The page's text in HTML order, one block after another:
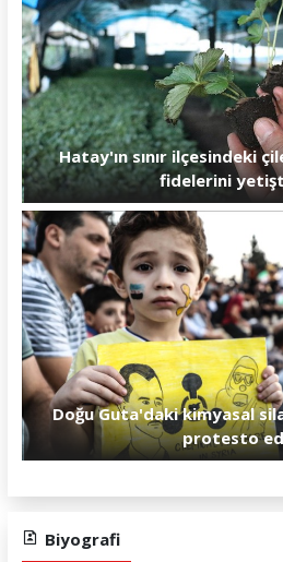
Hatay'ın sınır ilçesindeki
fidelerini
Doğu Guta'daki kimyasal
protesto
Biyografi